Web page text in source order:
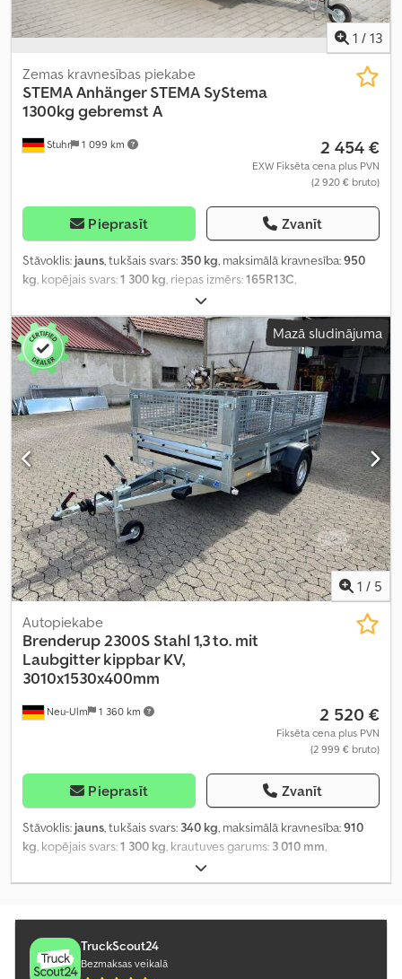
1 / 13
Stuhr 1 099 km
Zemas kravnesības piekabe
STEMAAnhänger STEMA SyStema
1300kg gebremst A
2 454 €
EXW Fiksēta cena plus PVN
(2 920 € bruto)
Pieprasīt Zvanīt
Stāvoklis: jauns, tukšais svars: 350 kg, maksimālā kravnesība:950
kg, kopējais svars:1 300 kg, riepas izmērs:165R13C,
Mazā sludinājuma
1 / 5
Neu-Ulm 1 360 km
Autopiekabe
Brenderup2300S Stahl 1,3 to. mit
Laubgitter kippbar KV,
3010x1530x400mm
2 520 €
Fiksēta cena plus PVN
(2 999 € bruto)
Pieprasīt Zvanīt
Stāvoklis: jauns, tukšais svars: 340 kg, maksimālā kravnesība:910
kg , kopējais svars:1 300 kg , krautuves garums: 3 010 mm
1 530 mm
augstums:900 mm, iekraušanas telpas tilpums:4,1 m³, krāsa:cits,
TruckScout24
Bezmaksas veikalā